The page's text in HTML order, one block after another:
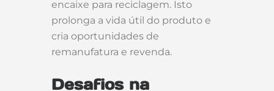
encaixe para reciclagem. Isto
prolonga a vida útil do produto e
cria oportunidades de
remanufatura e revenda.
Desafios na